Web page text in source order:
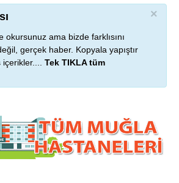
×
okursunuz ama bizde farklısını
gerçek haber. Kopyala yapıştır
Tek TIKLA tüm